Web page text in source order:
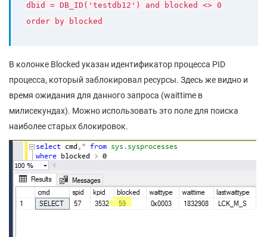
dbid = DB_ID('testdb12') and blocked <> 0
order by blocked
В колонке Blocked указан идентификатор процесса PID
процесса, который заблокировал ресурсы. Здесь же видно и
время ожидания для данного запроса (waittime в
милисекундах). Можно использовать это поле для поиска
наиболее старых блокировок.